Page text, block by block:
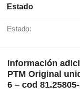
Estado
Estado:
Información
PTM Original
6 – cod